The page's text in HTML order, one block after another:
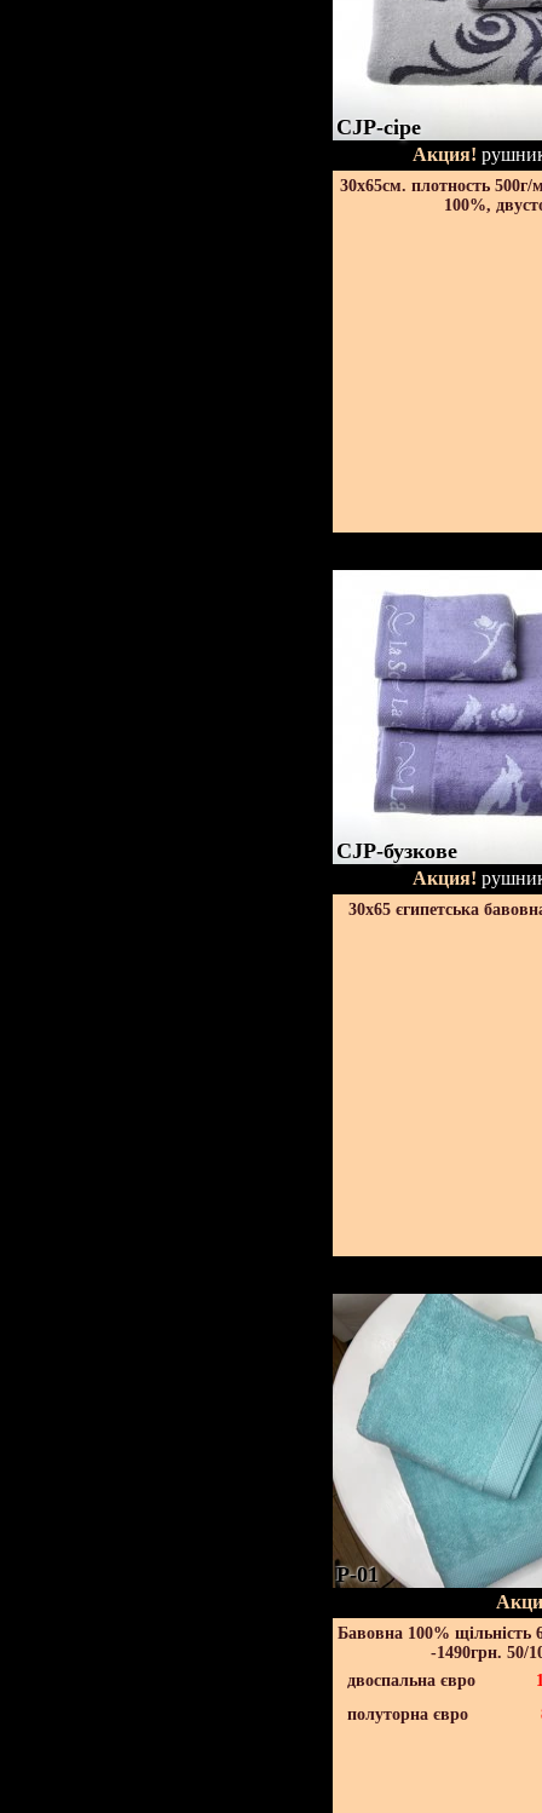
CJP-сіре
Акция!
30х65см. плотность 500г/
100%,
CJP-бузкове
Акция!
30х65 єгипетська
P-01
Бавовна 100% щільність
-1490грн. 50/
двоспальна євро
полуторна євро